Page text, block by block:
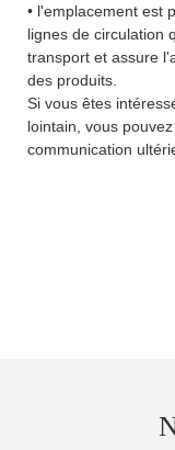
• l'emplacement est
lignes de circulation
transport et assure
des produits.
Si vous êtes
lointain, vous
communication